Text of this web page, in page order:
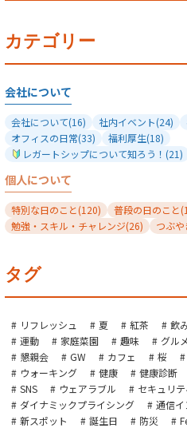
カテゴリー
会社について
会社について(16) 社内イベント(24)
オフィスの日常(33) 福利厚生(18)
レガートシップについて知ろう！ (21)
個人について
特別な日のこと(120) 普段の日のこと
勉強・スキル・チャレンジ(26) つぶや
タグ
リフレッシュ 夏 紅茶 飲
運動
家庭菜園 趣味 グル
懇親会
GW カフェ 桜
ウォーキング
健康 健康診断
SNS
ウェアラブル
セキュリテ
ダイナミックプライシング
通信イ
新スポット
誕生日 防災